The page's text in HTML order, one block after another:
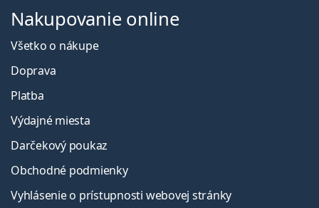
Nakupovanie online
Všetko o nákupe
Doprava
Platba
Výdajné miesta
Darčekový poukaz
Obchodné podmienky
Vyhlásenie o prístupnosti webovej stránky